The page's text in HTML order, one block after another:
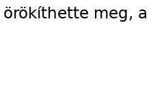
örökíthette meg,